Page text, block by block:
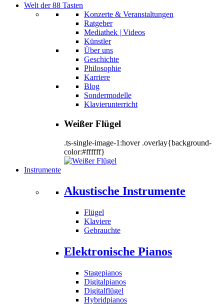
Welt der 88 Tasten
Konzerte & Veranstaltungen
Ratgeber
Mediathek | Videos
Künstler
Über uns
Geschichte
Philosophie
Karriere
Blog
Sondermodelle
Klavierunterricht
Weißer Flügel
.ts-single-image-1:hover .overlay{background-
color:#ffffff}
Instrumente
Akustische Instrumente
Flügel
Klaviere
Gebrauchte
Elektronische Pianos
Stagepianos
Digitalpianos
Digitalflügel
Hybridpianos